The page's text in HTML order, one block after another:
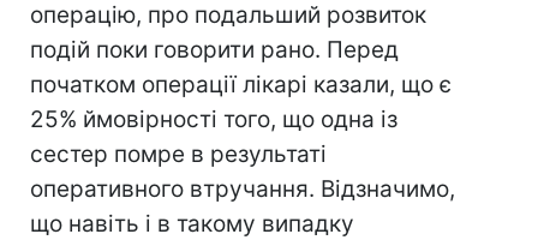
операцію, про подальший розвиток
подій поки говорити рано. Перед
початком операції лікарі казали, що є
25% ймовірності того, що одна із
сестер помре в результаті
оперативного втручання. Відзначимо,
що навіть і в такому випадку